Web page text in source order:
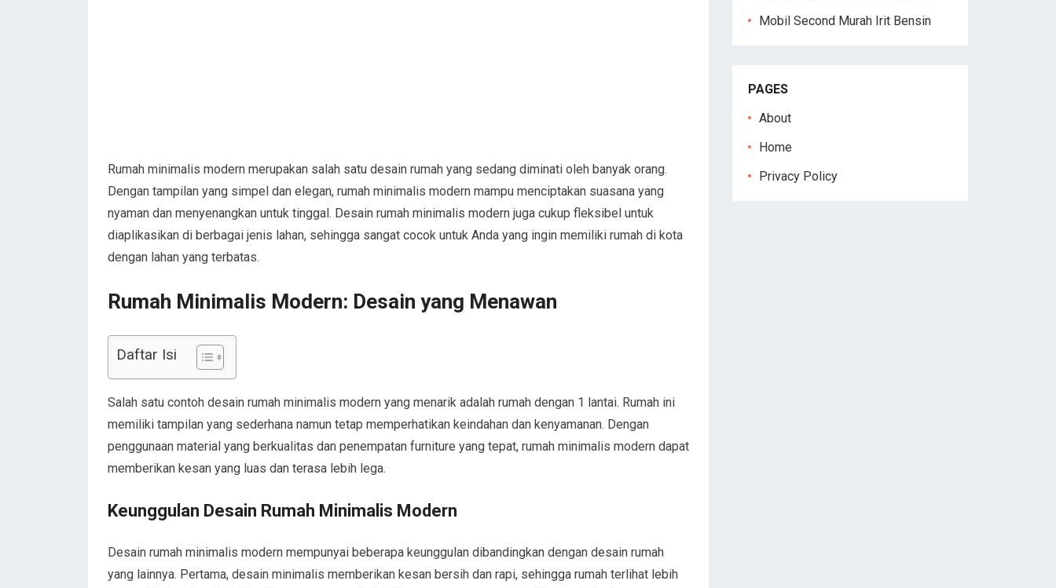
Rumah minimalis modern merupakan salah satu desain rumah yang sedang diminati oleh banyak orang.
Dengan tampilan yang simpel dan elegan, rumah minimalis modern mampu menciptakan suasana yang
nyaman dan menyenangkan untuk tinggal. Desain rumah minimalis modern juga cukup fleksibel untuk
diaplikasikan di berbagai jenis lahan, sehingga sangat cocok untuk Anda yang ingin memiliki rumah di kota
dengan lahan yang terbatas.
Rumah Minimalis Modern: Desain yang Menawan
Daftar Isi
Salah satu contoh desain rumah minimalis modern yang menarik adalah rumah dengan 1 lantai. Rumah ini
memiliki tampilan yang sederhana namun tetap memperhatikan keindahan dan kenyamanan. Dengan
penggunaan material yang berkualitas dan penempatan furniture yang tepat, rumah minimalis modern dapat
memberikan kesan yang luas dan terasa lebih lega.
Keunggulan Desain Rumah Minimalis Modern
Desain rumah minimalis modern mempunyai beberapa keunggulan dibandingkan dengan desain rumah
yang lainnya. Pertama, desain minimalis memberikan kesan bersih dan rapi, sehingga rumah terlihat lebih
Mobil Second Murah Irit Bensin
PAGES
About
Home
Privacy Policy